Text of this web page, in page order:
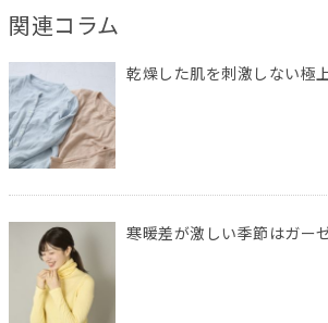
関連コラム
乾燥した肌を刺激しない極
寒暖差が激しい季節はガー